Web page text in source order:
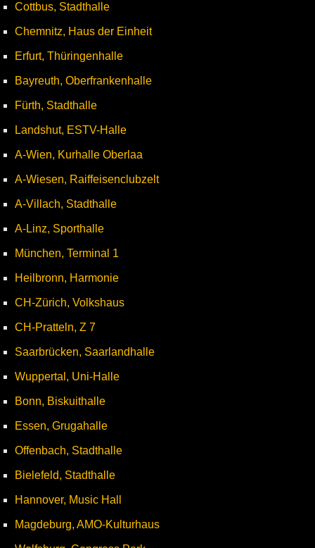
Cottbus, Stadthalle
Chemnitz, Haus der Einheit
Erfurt, Thüringenhalle
Bayreuth, Oberfrankenhalle
Fürth, Stadthalle
Landshut, ESTV-Halle
A-Wien, Kurhalle Oberlaa
A-Wiesen, Raiffeisenclubzelt
A-Villach, Stadthalle
A-Linz, Sporthalle
München, Terminal 1
Heilbronn, Harmonie
CH-Zürich, Volkshaus
CH-Pratteln, Z 7
Saarbrücken, Saarlandhalle
Wuppertal, Uni-Halle
Bonn, Biskuithalle
Essen, Grugahalle
Offenbach, Stadthalle
Bielefeld, Stadthalle
Hannover, Music Hall
Magdeburg, AMO-Kulturhaus